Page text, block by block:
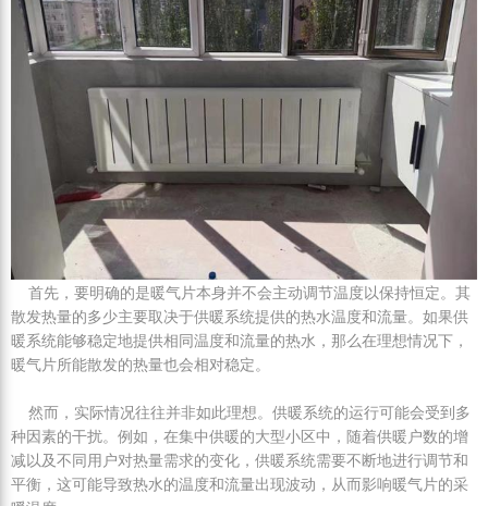
首先，要明确的是暖气片本身并不会主动调节温度以保持恒定。其
散发热量的多少主要取决于供暖系统提供的热水温度和流量。如果供
暖系统能够稳定地提供相同温度和流量的热水，那么在理想情况下，
暖气片所能散发的热量也会相对稳定。
然而，实际情况往往并非如此理想。供暖系统的运行可能会受到多
种因素的干扰。例如，在集中供暖的大型小区中，随着供暖户数的增
减以及不同用户对热量需求的变化，供暖系统需要不断地进行调节和
平衡，这可能导致热水的温度和流量出现波动，从而影响暖气片的采